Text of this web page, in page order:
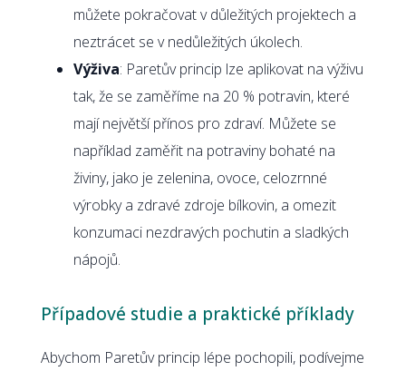
můžete pokračovat v důležitých projektech a
neztrácet se v nedůležitých úkolech.
Výživa: Paretův princip lze aplikovat na výživu
tak, že se zaměříme na 20 % potravin, které
mají největší přínos pro zdraví. Můžete se
například zaměřit na potraviny bohaté na
živiny, jako je zelenina, ovoce, celozrnné
výrobky a zdravé zdroje bílkovin, a omezit
konzumaci nezdravých pochutin a sladkých
nápojů.
Případové studie a praktické příklady
Abychom Paretův princip lépe pochopili, podívejme